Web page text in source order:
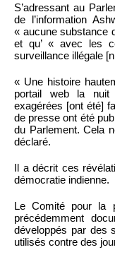
S’adressant au
de l’information
« aucune substance
et qu’ « avec les
surveillance illégale
« Une histoire
portail web la nuit
exagérées [ont été]
de presse ont été
du Parlement. Cela
déclaré.
Il a décrit ces
démocratie indienne.
Le Comité pour la
précédemment
développés par des
utilisés contre des